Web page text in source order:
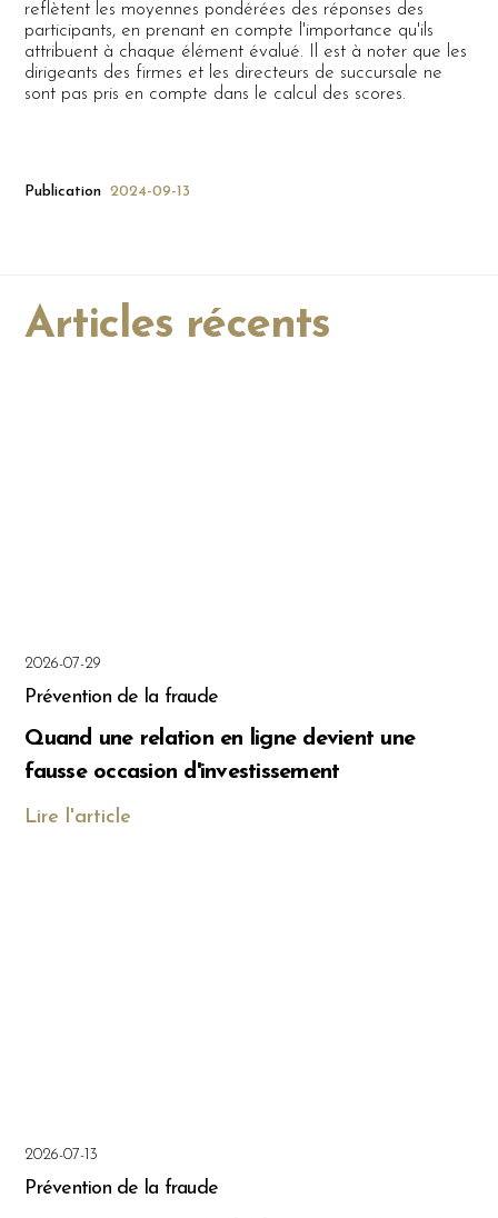
reflètent les moyennes pondérées des réponses des
participants, en prenant en compte l'importance qu'ils
attribuent à chaque élément évalué. Il est à noter que les
dirigeants des firmes et les directeurs de succursale ne
sont pas pris en compte dans le calcul des scores.
Publication 2024-09-13
Articles récents
2026-07-29
Prévention de la fraude
Quand une relation en ligne devient une
fausse occasion d'investissement
Lire l'article
2026-07-13
Prévention de la fraude